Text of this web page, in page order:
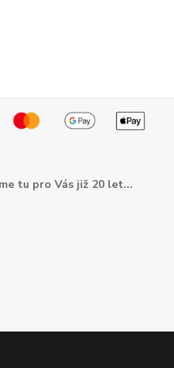
tu pro Vás již 20 let...